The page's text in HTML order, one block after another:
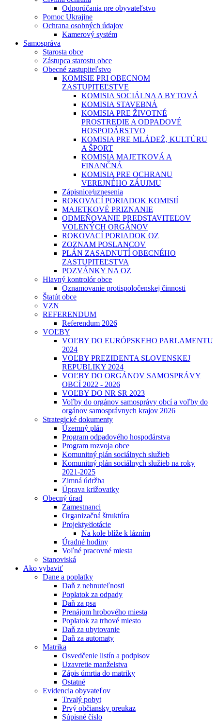
Odporúčania pre obyvateľstvo
Pomoc Ukrajine
Ochrana osobných údajov
Kamerový systém
Samospráva
Starosta obce
Zástupca starostu obce
Obecné zastupiteľstvo
KOMISIE PRI OBECNOM
ZASTUPITEĽSTVE
KOMISIA SOCIÁLNA A BYTOVÁ
KOMISIA STAVEBNÁ
KOMISIA PRE ŽIVOTNÉ
PROSTREDIE A ODPADOVÉ
HOSPODÁRSTVO
KOMISIA PRE MLÁDEŽ, KULTÚRU
A ŠPORT
KOMISIA MAJETKOVÁ A
FINANČNÁ
KOMISIA PRE OCHRANU
VEREJNÉHO ZÁUJMU
Zápisnice⁄uznesenia
ROKOVACÍ PORIADOK KOMISIÍ
MAJETKOVÉ PRIZNANIE
ODMEŇOVANIE PREDSTAVITEĽOV
VOLENÝCH ORGÁNOV
ROKOVACÍ PORIADOK OZ
ZOZNAM POSLANCOV
PLÁN ZASADNUTÍ OBECNÉHO
ZASTUPITEĽSTVA
POZVÁNKY NA OZ
Hlavný kontrolór obce
Oznamovanie protispoločenskej činnosti
Štatút obce
VZN
REFERENDUM
Referendum 2026
VOĽBY
VOĽBY DO EURÓPSKEHO PARLAMENTU
2024
VOĽBY PREZIDENTA SLOVENSKEJ
REPUBLIKY 2024
VOĽBY DO ORGÁNOV SAMOSPRÁVY
OBCÍ 2022 - 2026
VOĽBY DO NR SR 2023
Voľby do orgánov samosprávy obcí a voľby do
orgánov samosprávnych krajov 2026
Strategické dokumenty
Územný plán
Program odpadového hospodárstva
Program rozvoja obce
Komunitný plán sociálnych služieb
Komunitný plán sociálnych služieb na roky
2021-2025
Zimná údržba
Úprava križovatky
Obecný úrad
Zamestnanci
Organizačná štruktúra
Projekty⁄dotácie
Na kole blíže k lázním
Úradné hodiny
Voľné pracovné miesta
Stanoviská
Ako vybaviť
Dane a poplatky
Daň z nehnuteľnosti
Poplatok za odpady
Daň za psa
Prenájom hrobového miesta
Poplatok za trhové miesto
Daň za ubytovanie
Daň za automaty
Matrika
Osvedčenie listín a podpisov
Uzavretie manželstva
Zápis úmrtia do matriky
Ostatné
Evidencia obyvateľov
Trvalý pobyt
Prvý občiansky preukaz
Súpisné číslo